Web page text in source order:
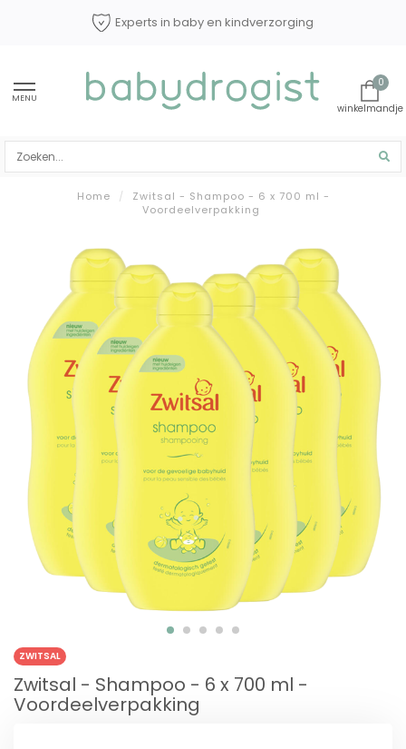
Experts in baby en kindverzorging
MENU
0
Home /
Zwitsal - Shampoo - 6 x 700 ml -
Voordeelverpakking
ZWITSAL
Zwitsal - Shampoo - 6 x 700 ml -
Voordeelverpakking